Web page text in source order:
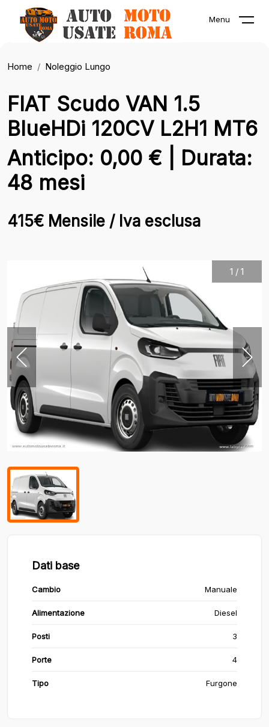
Menu
Home Noleggio Lungo
FIAT Scudo VAN 1.5
BlueHDi 120CV L2H1 MT6
Anticipo: 0,00 € | Durata:
48 mesi
415€ Mensile / Iva esclusa
1 / 1
Dati base
Cambio Manuale
Alimentazione Diesel
Posti 3
Porte 4
Tipo Furgone